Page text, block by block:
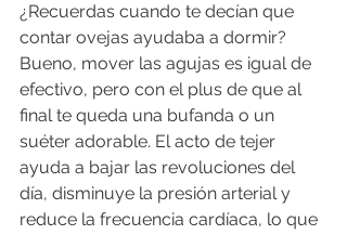
¿Recuerdas cuando te decían que
contar ovejas ayudaba a dormir?
Bueno, mover las agujas es igual de
efectivo, pero con el plus de que al
final te queda una bufanda o un
suéter adorable. El acto de tejer
ayuda a bajar las revoluciones del
día, disminuye la presión arterial y
reduce la frecuencia cardíaca, lo que